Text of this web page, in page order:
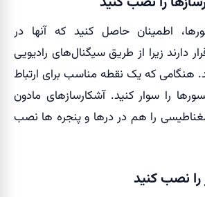
اطمینان حاصل کنید که آنها در
دارند زیرا از طریق سیگنال‌های رادیویی
هنگامی که یک نقطه مناسب برای ارتباط
را سوار کنید. آشکارسازهای مادون
را هم در درها و پنجره ها نصب
نصب کنید